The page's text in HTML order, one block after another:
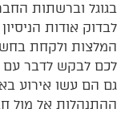
בגוגל וברשתות
לבדוק אודות
המלצות ולקחת
לכם לבקש לדבר
גם הם עשו אירוע
ההתנהלות אל מול